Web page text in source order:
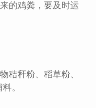
的鸡粪，要及时运
秸秆粉、稻草粉、
。